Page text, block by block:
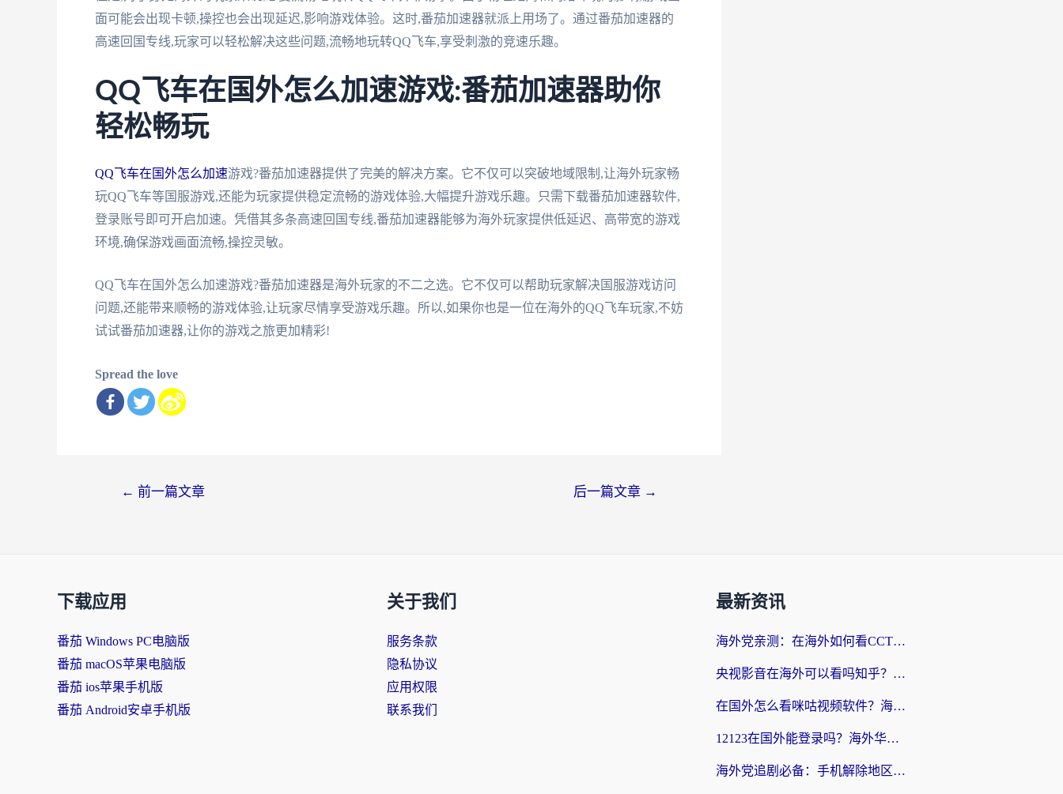
面可能会出现卡顿,操控也会出现延迟,影响游戏体验。这时,番茄加速器就派上用场了。通过番茄加速器的
高速回国专线,玩家可以轻松解决这些问题,流畅地玩转QQ飞车,享受刺激的竞速乐趣。
QQ飞车在国外怎么加速游戏:番茄加速器助你
轻松畅玩
QQ飞车在国外怎么加速游戏?番茄加速器提供了完美的解决方案。它不仅可以突破地域限制,让海外玩家畅
玩QQ飞车等国服游戏,还能为玩家提供稳定流畅的游戏体验,大幅提升游戏乐趣。只需下载番茄加速器软件,
登录账号即可开启加速。凭借其多条高速回国专线,番茄加速器能够为海外玩家提供低延迟、高带宽的游戏
环境,确保游戏画面流畅,操控灵敏。
QQ飞车在国外怎么加速游戏?番茄加速器是海外玩家的不二之选。它不仅可以帮助玩家解决国服游戏访问
问题,还能带来顺畅的游戏体验,让玩家尽情享受游戏乐趣。所以,如果你也是一位在海外的QQ飞车玩家,不妨
试试番茄加速器,让你的游戏之旅更加精彩!
Spread the love
← 前一篇文章 后一篇文章 →
下载应用
番茄 Windows PC电脑版
番茄 macOS苹果电脑版
番茄 ios苹果手机版
番茄 Android安卓手机版
关于我们
服务条款
隐私协议
应用权限
联系我们
最新资讯
海外党亲测：在海外如何看CCTV？告别“仅限大陆播放”的实用指南
央视影音在海外可以看吗知乎？留学生亲测：3步解决地域限制+追剧自由
在国外怎么看咪咕视频软件？海外党亲测有效的回国加速方案
12123在国外能登录吗？海外华人必看的回国加速实用指南
海外党追剧必备：手机解除地区限制app怎么选？解决央视视频&国内剧地区限制全指南